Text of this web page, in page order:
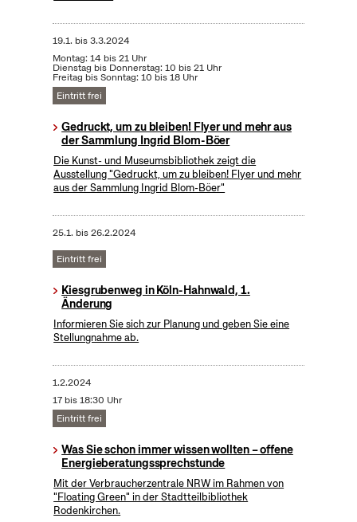
19.1. bis3.3.2024
Montag: 14 bis 21 Uhr
Dienstag bis Donnerstag: 10 bis 21 Uhr
Freitag bis Sonntag: 10 bis 18 Uhr
Eintritt frei
Gedruckt, um zu bleiben! Flyer und mehr aus
der Sammlung Ingrid Blom-Böer
Die Kunst- und Museumsbibliothek zeigt die
Ausstellung "Gedruckt, um zu bleiben! Flyer und mehr
aus der Sammlung Ingrid Blom-Böer"
25.1. bis26.2.2024
Eintritt frei
Kiesgrubenweg in Köln-Hahnwald, 1.
Änderung
Informieren Sie sich zur Planung und geben Sie eine
Stellungnahme ab.
1.2.2024
17 bis 18:30 Uhr
Eintritt frei
Was Sie schon immer wissen wollten – offene
Energieberatungssprechstunde
Mit der Verbraucherzentrale NRW im Rahmen von
"Floating Green" in der Stadtteilbibliothek
Rodenkirchen.